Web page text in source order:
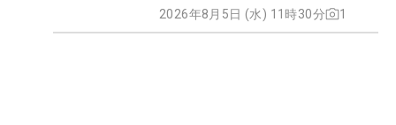
2026年8月5日 (水) 11時30分 1